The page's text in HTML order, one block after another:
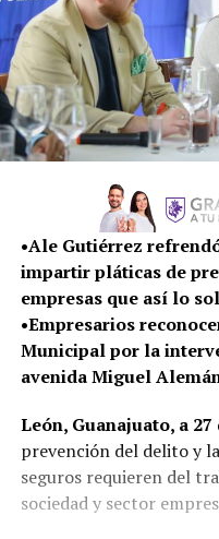
•Ale Gutiérrez
impartir pláticas de
empresas que así lo
•Empresarios
Municipal por la
avenida Miguel
León, Guanajuato, a 27
prevención del delito y
seguros requieren del
sociedad y sector